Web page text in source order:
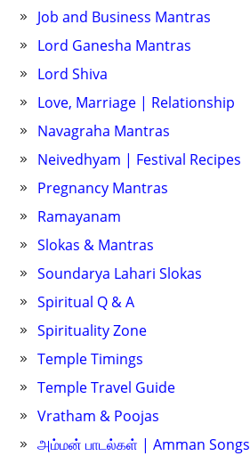
Job and Business Mantras
Lord Ganesha Mantras
Lord Shiva
Love, Marriage | Relationship
Navagraha Mantras
Neivedhyam | Festival Recipes
Pregnancy Mantras
Ramayanam
Slokas & Mantras
Soundarya Lahari Slokas
Spiritual Q & A
Spirituality Zone
Temple Timings
Temple Travel Guide
Vratham & Poojas
அம்மன் பாடல்கள் | Amman Songs